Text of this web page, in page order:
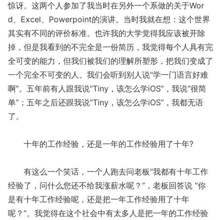
惊讶。这两个人参加了我当时在另外一个系做的关于Wor
d、Excel、Powerpoint的演讲。当时我就在想：这个世界
其实有不同的评价标准。也许我的大学觉得我应该被开除
掉，但是我看到的不完全是一份简历，我觉得每个人具有完
全可变的能力，但我们被我们的理解所塑形，把我们变成了
一个完全不可变的人。我们会听到别人说“学一门语言好难
啊”。五年前有人跟我说“Tiny，该怎么学iOS”，我说“很简
单”；五年之后还跟我说“Tiny，该怎么学iOS”，我都无语
了。
十年的工作经验，还是一年的工作经验用了十年?
有这么一个笑话，一个人跑去问老板“我都有十年工作
经验了，问什么您还不给我涨薪水呢？”，老板回答说 “你
是有十年工作经验呢，还是把一年工作经验用了十年
呢？”。我觉得在这个社会中有太多人是把一年的工作经验